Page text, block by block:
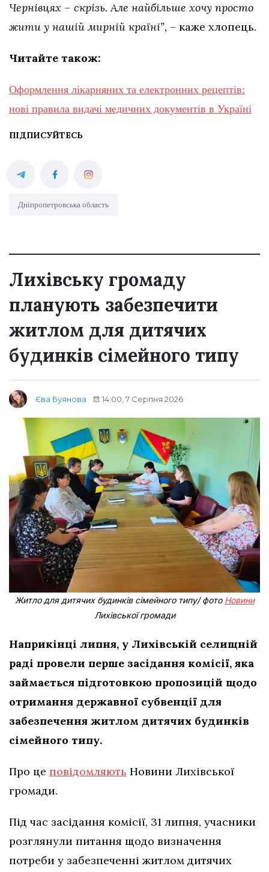
Чернівцях – скрізь. Але найбільше хочу просто
жити у нашій мирній країні”, – каже хлопець.
Читайте також:
Оформлення лікарняних та електронних рецептів:
нові правила видачі медичних документів в Україні
ПІДПИСУЙТЕСЬ
Дніпропетровська область
Лихівську громаду
планують забезпечити
житлом для дитячих
будинків сімейного типу
Єва Буянова 14:00, 7 Серпня 2026
Житло для дитячих будинків сімейного типу/ фото Новини
Лихівської громади
Наприкінці липня, у Лихівській селищній
раді провели перше засідання комісії, яка
займається підготовкою пропозицій щодо
отримання державної субвенції для
забезпечення житлом дитячих будинків
сімейного типу.
Про це повідомляють Новини Лихівської
громади.
Під час засідання комісії, 31 липня, учасники
розглянули питання щодо визначення
потреби у забезпеченні житлом дитячих